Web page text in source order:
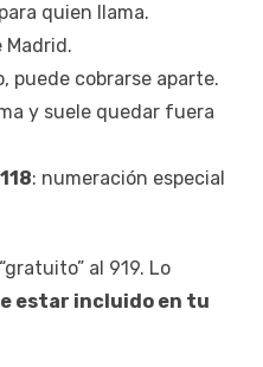
quien llama.
Madrid.
puede cobrarse aparte.
y suele quedar fuera
: numeración especial
al 919. Lo
estar incluido en tu